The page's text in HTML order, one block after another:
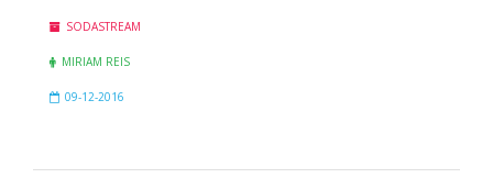
SODASTREAM
MIRIAM REIS
09-12-2016